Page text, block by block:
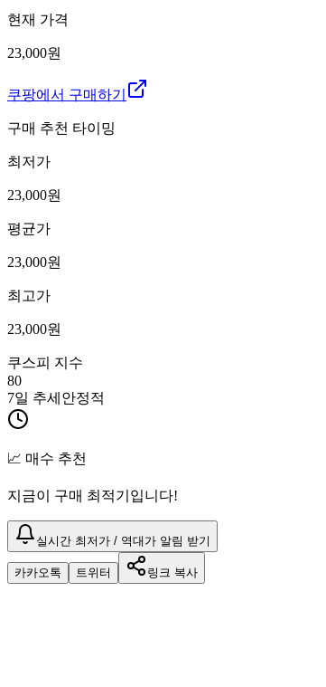
현재 가격
23,000원
쿠팡에서 구매하기
구매 추천 타이밍
최저가
23,000원
평균가
23,000원
최고가
23,000원
쿠스피 지수
80
7일 추세 안정적
📈 매수 추천
지금이 구매 최적기입니다!
실시간 최저가 / 역대가 알림 받기
카카오톡 트위터 링크 복사